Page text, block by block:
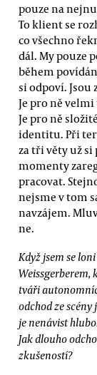
pouze na
To klient se
co všechno
dál. My pouze
během
si odpoví.
Je pro ně
Je pro ně
identitu. Při
za tři věty už
momenty
pracovat.
nejsme v tom
navzájem.
ne.
Když jsem se
Weissgerberem,
tváři
odchod ze scény
je nenávist
Jak dlouho
zkušeností?